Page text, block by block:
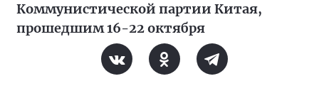
Коммунистической партии Китая,
прошедшим 16-22 октября